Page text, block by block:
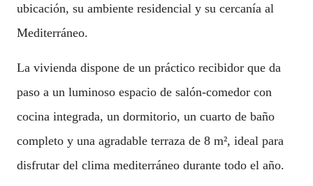
ubicación, su ambiente residencial y su cercanía al
Mediterráneo.
La vivienda dispone de un práctico recibidor que da
paso a un luminoso espacio de salón-comedor con
cocina integrada, un dormitorio, un cuarto de baño
completo y una agradable terraza de 8 m², ideal para
disfrutar del clima mediterráneo durante todo el año.